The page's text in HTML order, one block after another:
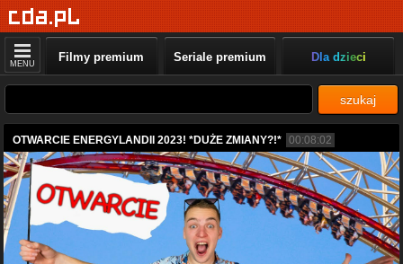
MENU Filmy premium Seriale premium Dla dzieci
szukaj
OTWARCIE ENERGYLANDII 2023! *DUŻE ZMIANY?!* 00:08:02